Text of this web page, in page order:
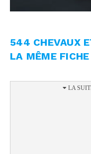
544 CHEVAUX
LA MÊME FICHE